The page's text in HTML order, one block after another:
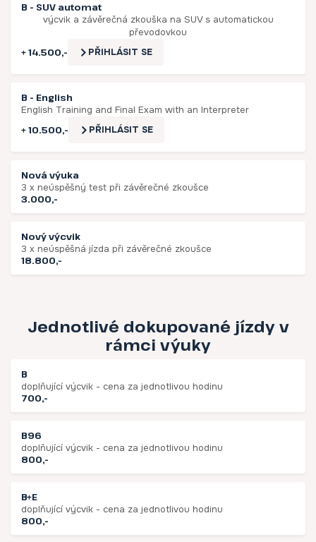
B - SUV automat
výcvik a závěrečná zkouška na SUV s automatickou
převodovkou
+ 14.500,- PŘIHLÁSIT SE
B - English
English Training and Final Exam with an Interpreter
+ 10.500,- PŘIHLÁSIT SE
Nová výuka
3 x neúspěšný test při závěrečné zkoušce
3.000,-
Nový výcvik
3 x neúspěšná jízda při závěrečné zkoušce
18.800,-
Jednotlivé dokupované jízdy v
rámci výuky
B
doplňující výcvik - cena za jednotlivou hodinu
700,-
B96
doplňující výcvik - cena za jednotlivou hodinu
800,-
B+E
doplňující výcvik - cena za jednotlivou hodinu
800,-